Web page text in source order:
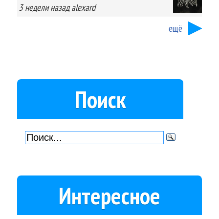
3 неделиназад alexard
ещё
Поиск
Интересное